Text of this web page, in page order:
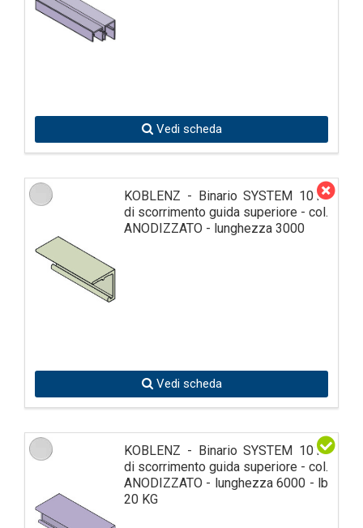
Vedi scheda
KOBLENZ - Binario SYSTEM 1010
di scorrimento guida superiore - col.
ANODIZZATO - lunghezza 3000
Vedi scheda
KOBLENZ - Binario SYSTEM 1010
di scorrimento guida superiore - col.
ANODIZZATO - lunghezza 6000 - lb
20 KG